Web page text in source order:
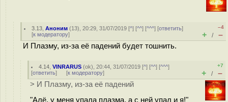
3.13 ,Аноним (13), 20:29, 31/07/2019 [^] [^^] [^^^] [ответить]
[к модератору]
–4
+ / –
И Плазму, из-за её падений будет тошнить.
4.14 ,VINRARUS (ok), 20:44, 31/07/2019 [^] [^^] [^^^]
[ответить] [к модератору]
+7
+ / –
> И Плазму, из-за её падений
"Алё, у меня упала плазма, а с ней упал и я!"